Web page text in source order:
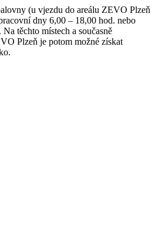
(u vjezdu do areálu ZEVO Plzeň
dny 6,00 – 18,00 hod. nebo
těchto místech a současně
Plzeň je potom možné získat